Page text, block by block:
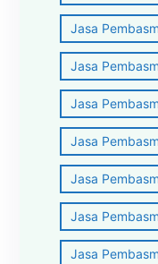
Jasa
Jasa
Jasa
Jasa
Jasa
Jasa
Jasa